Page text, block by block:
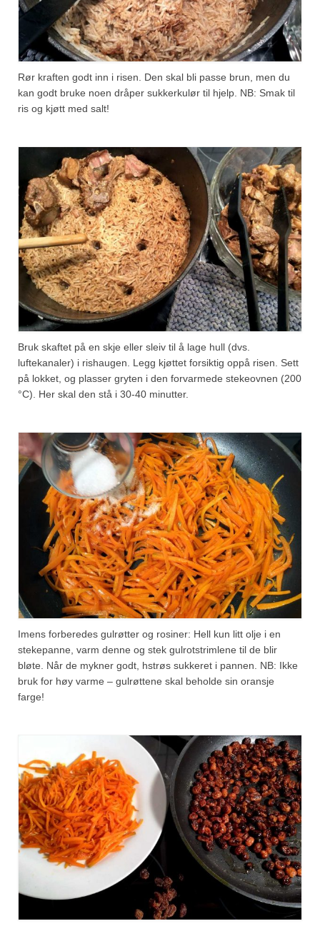
Rør kraften godt inn i risen. Den skal bli passe brun, men du
kan godt bruke noen dråper sukkerkulør til hjelp. NB: Smak til
ris og kjøtt med salt!
Bruk skaftet på en skje eller sleiv til å lage hull (dvs.
luftekanaler) i rishaugen. Legg kjøttet forsiktig oppå risen. Sett
på lokket, og plasser gryten i den forvarmede stekeovnen (200
°C). Her skal den stå i 30-40 minutter.
Imens forberedes gulrøtter og rosiner: Hell kun litt olje i en
stekepanne, varm denne og stek gulrotstrimlene til de blir
bløte. Når de mykner godt, hstrøs sukkeret i pannen. NB: Ikke
bruk for høy varme – gulrøttene skal beholde sin oransje
farge!